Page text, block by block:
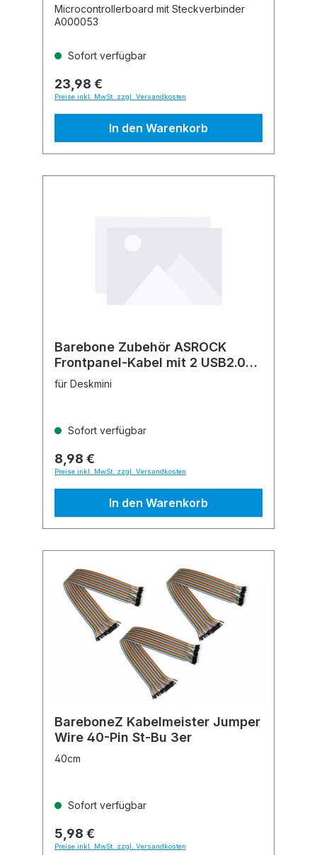
Microcontrollerboard mit Steckverbinder
A000053
Sofort verfügbar
23,98 €
Preise inkl. MwSt. zzgl. Versandkosten
In den Warenkorb
Barebone Zubehör ASROCK
Frontpanel-Kabel mit 2 USB2.0-
Buchse
für Deskmini
Sofort verfügbar
8,98 €
Preise inkl. MwSt. zzgl. Versandkosten
In den Warenkorb
BareboneZ Kabelmeister Jumper
Wire 40-Pin St-Bu 3er
40cm
Sofort verfügbar
5,98 €
Preise inkl. MwSt. zzgl. Versandkosten